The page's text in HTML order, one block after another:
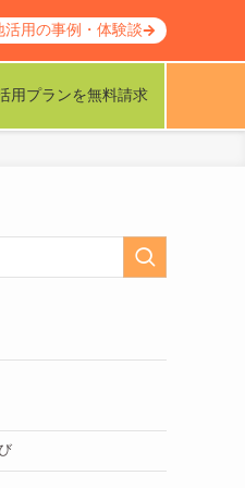
用プランを無料請求
活用の事例・体験談